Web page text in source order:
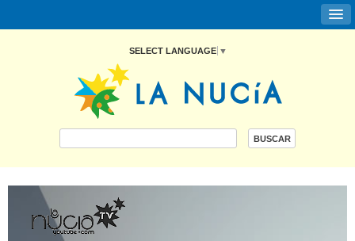
SELECT LANGUAGE ▼